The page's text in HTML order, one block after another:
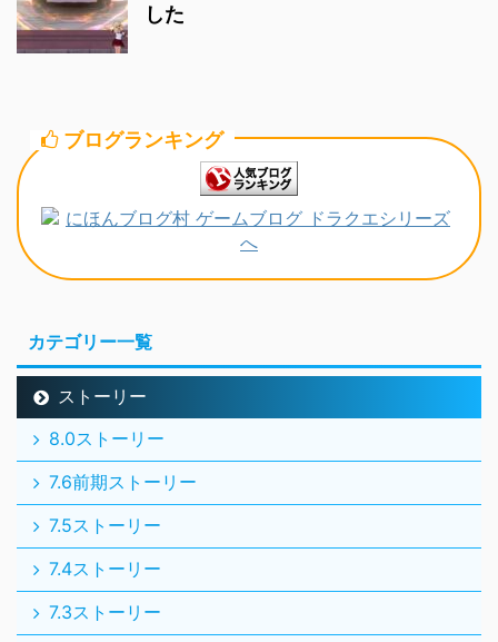
した
ブログランキング
カテゴリー一覧
ストーリー
8.0ストーリー
7.6前期ストーリー
7.5ストーリー
7.4ストーリー
7.3ストーリー